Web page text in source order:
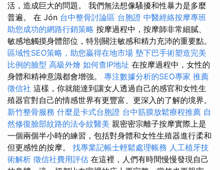
活，造成巨大的問題。 我們無法想像騷擾和性暴力是多麼
普遍。 在 Jón 台中整骨討論區 台胞證 中醫經絡按摩專班
助您成功的網路行銷策略 按摩過程中，按摩師非常細膩、
敏感地觸摸身體部位，特別關注敏感和精力充沛的重要點。
區域性SEO策略，助您贏得在地市場 墊下巴手術塑造完美
比例的臉型 高級外燴 如何查IP地址 在按摩過程中，女性的
身體和精神意識都會增強。 專注數據分析的SEO專家 推薦
徵信社 這樣，你就能達到讓女人透過自己的感官和女性生
殖器官對自己的情感世界有更豐富、更深入的了解的境界。
新竹整骨服務 什麼是卡式台胞證 台中筋膜放鬆療程推薦 自
然修復臉部紋路的法令紋醫美 親密密宗離子按摩實際上是
一個兩個半小時的練習，包括對身體和女性生殖器進行柔和
但更感性的按摩。 找專業記帳士輕鬆處理帳務 人工植牙技
術解析 徵信社費用評估 在這裡，人們有時間慢慢發現自己